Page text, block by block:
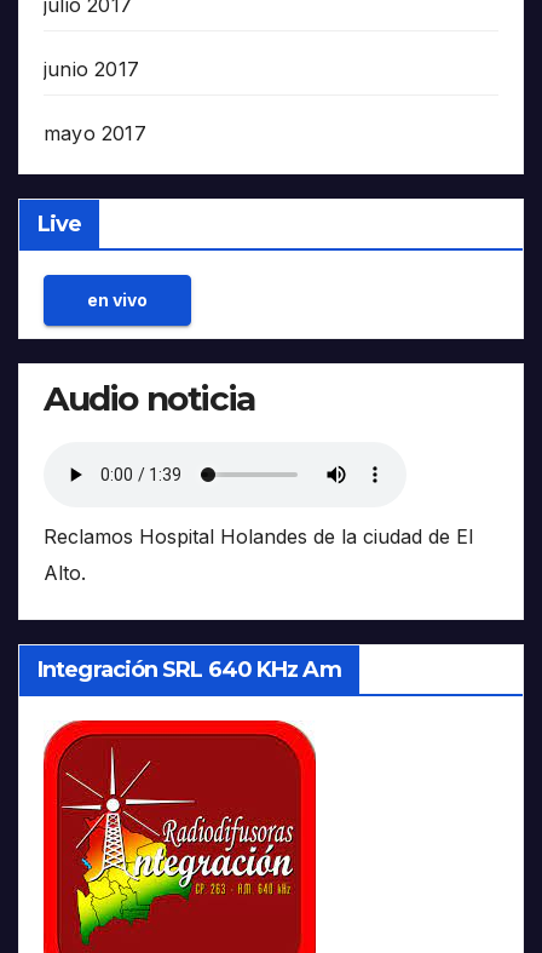
junio 2017
mayo 2017
Live
en vivo
Audio noticia
Reclamos Hospital Holandes de la ciudad de El
Alto.
Integración SRL 640 KHz Am